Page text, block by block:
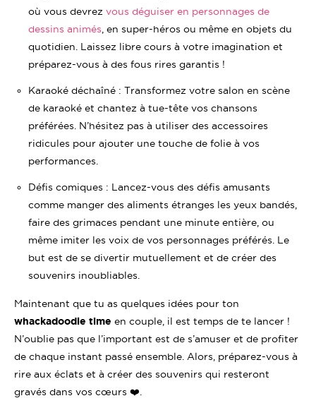
où vous devrez vous déguiser en personnages de
dessins animés , en super-héros ou même en objets du
quotidien. Laissez libre cours à votre imagination et
préparez-vous à des fous rires garantis !
Karaoké déchaîné : Transformez votre salon en scène
de karaoké et chantez à tue-tête vos chansons
préférées. N’hésitez pas à utiliser des accessoires
ridicules pour ajouter une touche de folie à vos
performances.
Défis comiques : Lancez-vous des défis amusants
comme manger des aliments étranges les yeux bandés,
faire des grimaces pendant une minute entière, ou
même imiter les voix de vos personnages préférés. Le
but est de se divertir mutuellement et de créer des
souvenirs inoubliables.
Maintenant que tu as quelques idées pour ton
whackadoodle time en couple, il est temps de te lancer !
N’oublie pas que l’important est de s’amuser et de profiter
de chaque instant passé ensemble. Alors, préparez-vous à
rire aux éclats et à créer des souvenirs qui resteront
gravés dans vos cœurs ❤️.